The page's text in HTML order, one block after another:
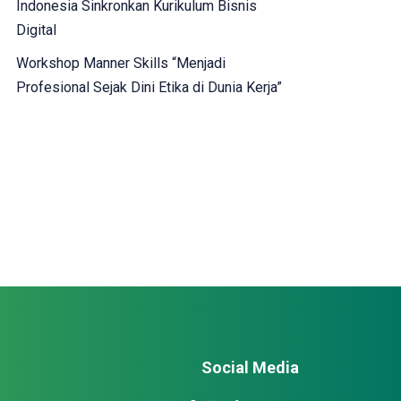
Indonesia Sinkronkan Kurikulum Bisnis
Digital
Workshop Manner Skills “Menjadi
Profesional Sejak Dini Etika di Dunia Kerja”
Social Media